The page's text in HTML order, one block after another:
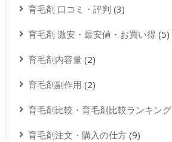
育毛剤 口コミ・評判 (3)
育毛剤 激安・最安値・お買い得 (5)
育毛剤内容量 (2)
育毛剤副作用 (2)
育毛剤比較・育毛剤比較ランキング
育毛剤注文・購入の仕方 (9)